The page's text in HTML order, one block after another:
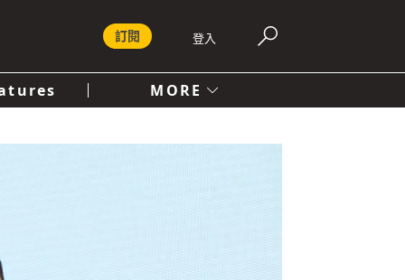
登入
訂閱
MORE